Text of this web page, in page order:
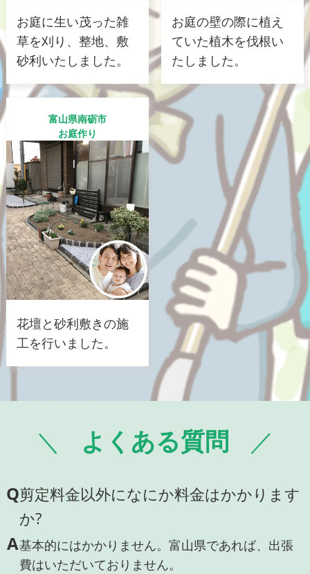
お庭に生い茂った雑
草を刈り、整地、敷
砂利いたしました。
お庭の壁の際に植え
ていた植木を伐根い
たしました。
富山県南砺市
お庭作り
花壇と砂利敷きの施
工を行いました。
よくある質問
Q剪定料金以外になにか料金はかかります
か?
A基本的にはかかりません。富山県であれば、出張
費はいただいておりません。